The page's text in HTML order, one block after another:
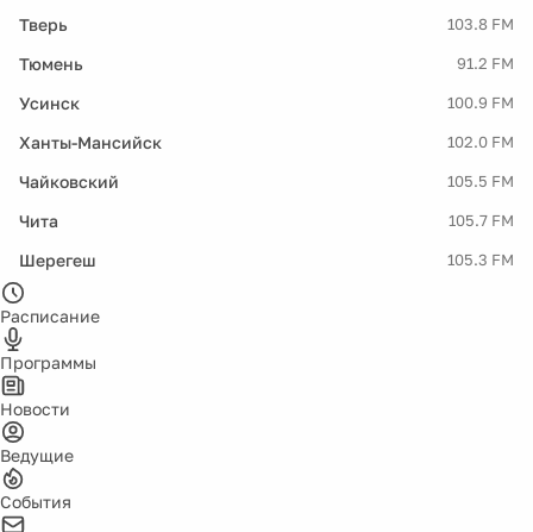
Тверь 103.8 FM
Тюмень 91.2 FM
Усинск 100.9 FM
Ханты-Мансийск 102.0 FM
Чайковский 105.5 FM
Чита 105.7 FM
Шерегеш 105.3 FM
Расписание
Программы
Новости
Ведущие
События